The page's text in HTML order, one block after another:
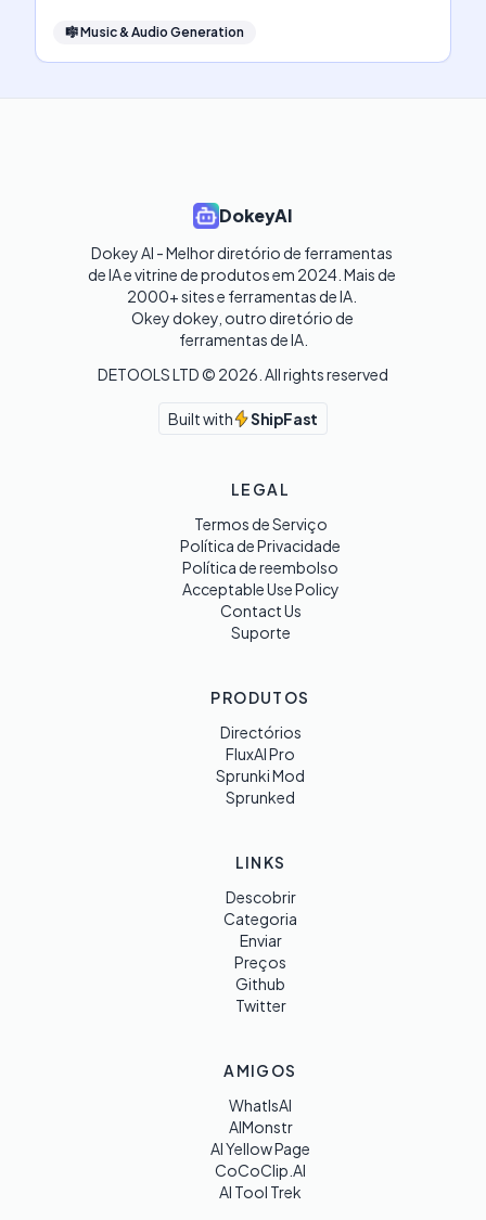
🎼Music & Audio Generation
DokeyAI
Dokey AI - Melhor diretório de ferramentas
de IA e vitrine de produtos em 2024. Mais de
2000+ sites e ferramentas de IA.
Okey dokey, outro diretório de
ferramentas de IA.
DETOOLS LTD © 2026 . All rights reserved
Built with ShipFast
LEGAL
Termos de Serviço
Política de Privacidade
Política de reembolso
Acceptable Use Policy
Contact Us
Suporte
PRODUTOS
Directórios
FluxAI Pro
Sprunki Mod
Sprunked
LINKS
Descobrir
Categoria
Enviar
Preços
Github
Twitter
AMIGOS
WhatIsAI
AIMonstr
AI Yellow Page
CoCoClip.AI
AI Tool Trek